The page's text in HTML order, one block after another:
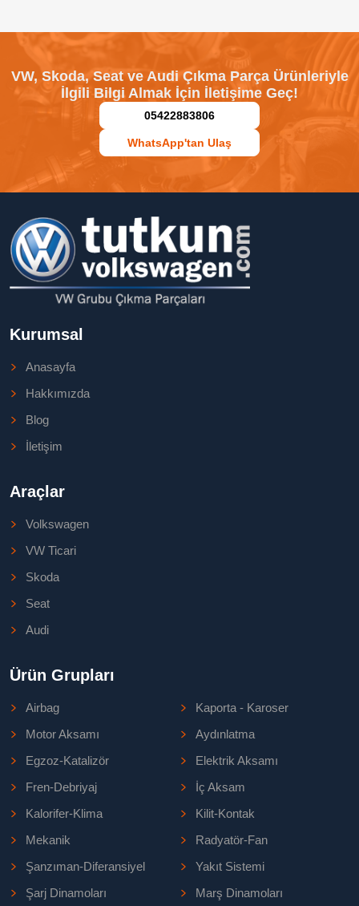
VW, Skoda, Seat ve Audi Çıkma Parça Ürünleriyle
İlgili Bilgi Almak İçin İletişime Geç!
05422883806
WhatsApp'tan Ulaş
Kurumsal
Anasayfa
Hakkımızda
Blog
İletişim
Araçlar
Volkswagen
VW Ticari
Skoda
Seat
Audi
Ürün Grupları
Airbag
Kaporta - Karoser
Motor Aksamı
Aydınlatma
Egzoz-Katalizör
Elektrik Aksamı
Fren-Debriyaj
İç Aksam
Kalorifer-Klima
Kilit-Kontak
Mekanik
Radyatör-Fan
Şanzıman-Diferansiyel
Yakıt Sistemi
Şarj Dinamoları
Marş Dinamoları